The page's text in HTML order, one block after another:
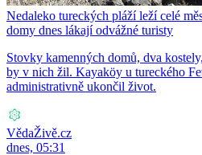
Nedaleko tureckých pláží leží celé
domy dnes lákají odvážné turisty
Stovky kamenných domů, dva
by v nich žil. Kayaköy u tureckého
administrativně ukončil život.
VědaŽivě.cz
dnes, 05:31